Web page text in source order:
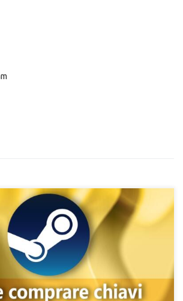
che ha rivoluzionato l’acquisto di
E che permette di avere una libreria
accessibile senza l’uso di CD o DVD. Con
della Valve, è possibile accedere ad una
di varie tipologie, dagli RPG, FPS, a
memoria nell’account del […]